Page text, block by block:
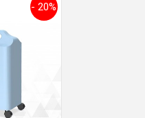
- 20%